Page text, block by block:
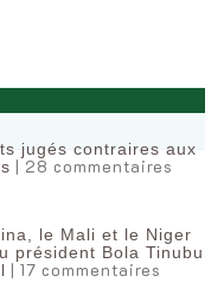
jugés contraires aux
| 28 commentaires
le Mali et le Niger
président Bola Tinubu
| 17 commentaires